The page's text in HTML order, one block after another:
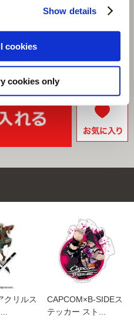
Show details
cookies
cookies only
商品を選びなおす
440円
クリルス
CAPCOM×B-SIDEス
テッカー スト...